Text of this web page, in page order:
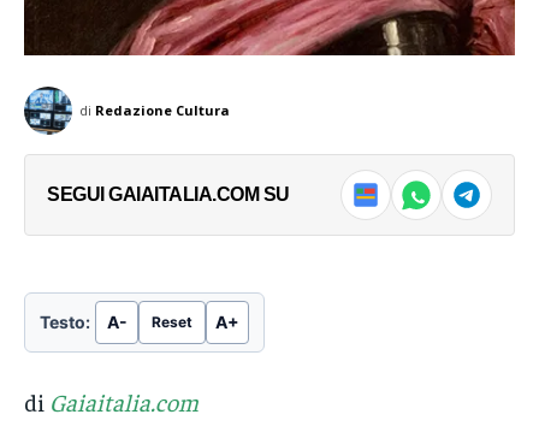
di Redazione Cultura
SEGUI GAIAITALIA.COM SU
Testo: A- Reset A+
di Gaiaitalia.com